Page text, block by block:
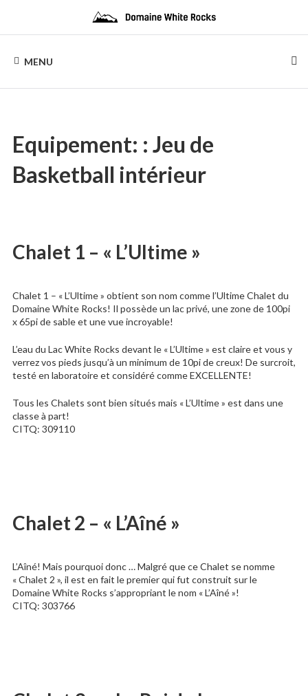
content
WHITE
ROCKS
de
Chalets
bois
MENU
Equipement: : Jeu de
Basketball intérieur
Chalet 1 – « L’Ultime »
Chalet 1 – « L’Ultime » obtient son nom comme l’Ultime Chalet du
Domaine White Rocks! Il possède un lac privé, une zone de 100pi
x 65pi de sable et une vue incroyable!
L’eau du Lac White Rocks devant le « L’Ultime » est claire et vous y
verrez vos pieds jusqu’à un minimum de 10pi de creux! De surcroit,
testé en laboratoire et considéré comme EXCELLENTE!
Tous les Chalets sont bien situés mais « L’Ultime » est dans une
classe à part!
CITQ: 309110
Chalet 2 – « L’Aîné »
L’Aîné! Mais pourquoi donc … Malgré que ce Chalet se nomme
« Chalet 2 », il est en fait le premier qui fut construit sur le
Domaine White Rocks s’appropriant le nom « L’Aîné »!
CITQ: 303766